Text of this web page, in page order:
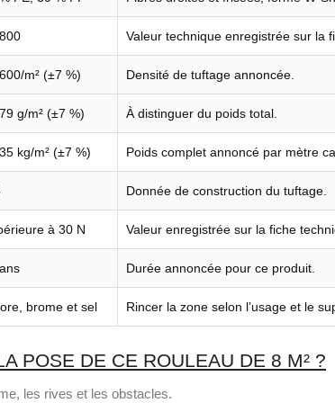
Valeur technique enregistrée sur la
m² (±7 %) Densité de tuftage annoncée.
g/m² (±7 %) À distinguer du poids total.
kg/m² (±7 %) Poids complet annoncé par mètre
Donnée de construction du tuftage.
à 30 N Valeur enregistrée sur la fiche
Durée annoncée pour ce produit.
brome et sel Rincer la zone selon l’usage et le
POSE DE CE ROULEAU DE 8 M² ?
les rives et les obstacles.